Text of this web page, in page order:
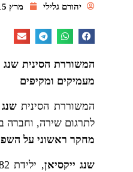
יהורם גלילי מרץ 15, 2026
המשוררת הסינית
מעמיקים ומקיפים
המשוררת הסיניתשנג
לתרגום שירה, וחברה
מחקר ראשוני על
שנג ייקסיאן